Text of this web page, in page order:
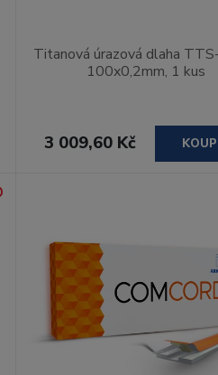
Titanová úrazová dlaha
100x0,2mm, 1 kus
3 009,60 Kč